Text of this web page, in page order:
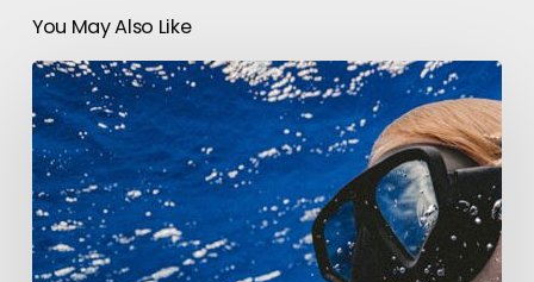
You May Also Like